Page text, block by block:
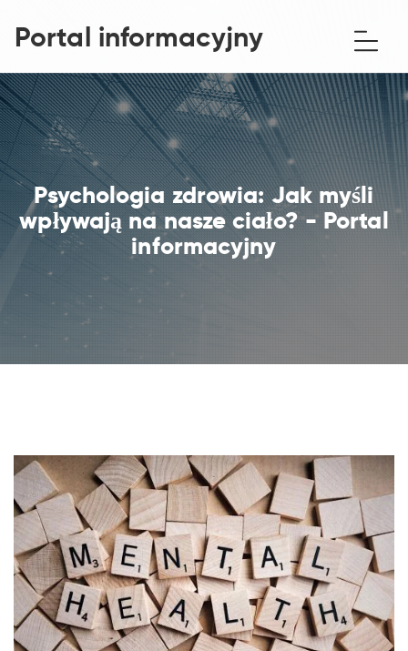
Portal informacyjny
Psychologia zdrowia: Jak myśli
wpływają na nasze ciało? - Portal
informacyjny